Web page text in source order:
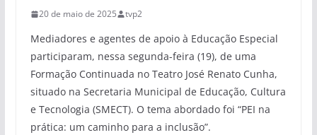
20 de maio de 2025 tvp2
Mediadores e agentes de apoio à Educação Especial
participaram, nessa segunda-feira (19), de uma
Formação Continuada no Teatro José Renato Cunha,
situado na Secretaria Municipal de Educação, Cultura
e Tecnologia (SMECT). O tema abordado foi “PEI na
prática: um caminho para a inclusão”.